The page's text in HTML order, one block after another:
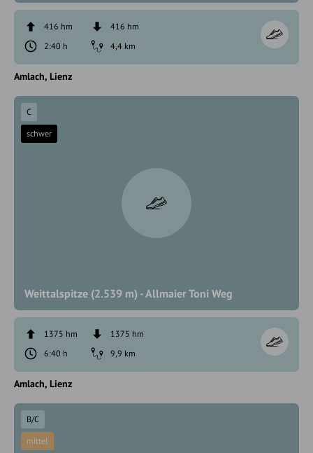
416 hm
416 hm
2:40 h
4,4 km
Amlach Lienz
Weittalspitze (2.539 m) - Allmaier Toni Weg
C
schwer
1375 hm
1375 hm
6:40 h
9,9 km
Amlach Lienz
B/C
mittel